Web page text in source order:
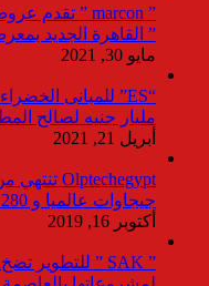
” القاهرة الجديد
مايو 30, 2021
مليار جنيه لصالح
أبريل 21, 2021
جيجاوات عالميا و 280 ميجاوات ببنبان
أكتوبر 16, 2019